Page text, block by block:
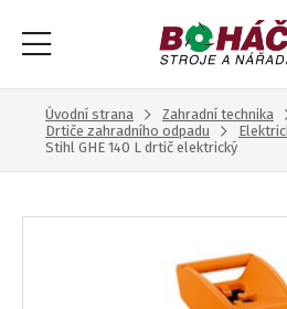
Úvodní strana
Zahradní technika
Drtiče zahradního odpadu
Stihl GHE 140 L drtič elektrický